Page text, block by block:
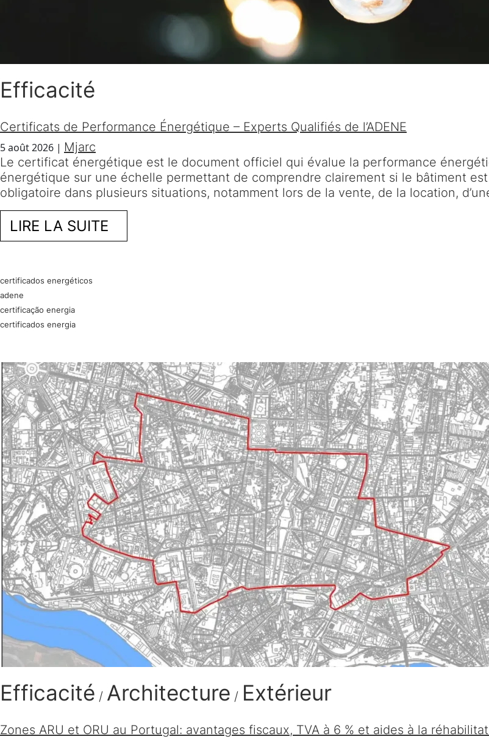
Efficacité
Certificats de Performance Énergétique – Experts Qualifiés de l’ADENE
5 août 2026 | Mjarc
Le certificat énergétique est le document officiel qui évalue la performance
énergétique sur une échelle permettant de comprendre clairement si le bâtiment
obligatoire dans plusieurs situations, notamment lors de la vente, de la location,
LIRE LA SUITE
certificados energéticos
adene
certificação energia
certificados energia
Efficacité / Architecture / Extérieur
Zones ARU et ORU au Portugal: avantages fiscaux, TVA à 6 % et aides à la